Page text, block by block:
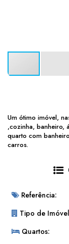
Um ótimo imóvel,
,cozinha, banheiro,
quarto com
carros.
Referência:
Tipo de
Quartos: